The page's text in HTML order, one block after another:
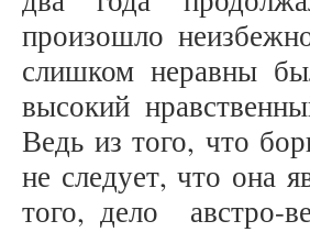
произошло
слишком неравны
высокий
Ведь из того, что
не следует, что она
того, дело австро-